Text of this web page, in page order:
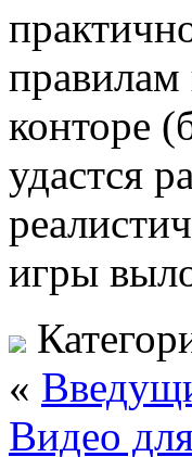
правилам
конторе
удастся
игры
«
Видео